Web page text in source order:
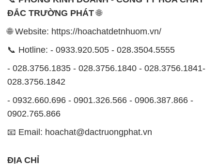
- 028.3756.1835 - 028.3756.1840 - 028.3756.1841-
0902.765.866
📧 Email: hoachat@dactruongphat.vn
ĐỊA CHỈ
1229C Quốc lộ 1A, Phường Bình Trị Đông B,
Quận Bình Tân, TP. Hồ Chí Minh